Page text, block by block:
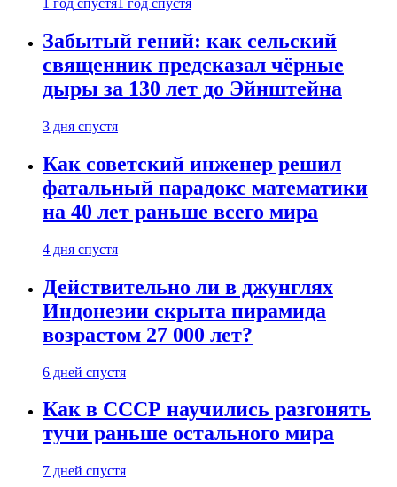
1 год спустя 1 год спустя
Забытый гений: как сельский
священник предсказал чёрные
дыры за 130 лет до Эйнштейна
3 дня спустя
Как советский инженер решил
фатальный парадокс математики
на 40 лет раньше всего мира
4 дня спустя
Действительно ли в джунглях
Индонезии скрыта пирамида
возрастом 27 000 лет?
6 дней спустя
Как в СССР научились разгонять
тучи раньше остального мира
7 дней спустя